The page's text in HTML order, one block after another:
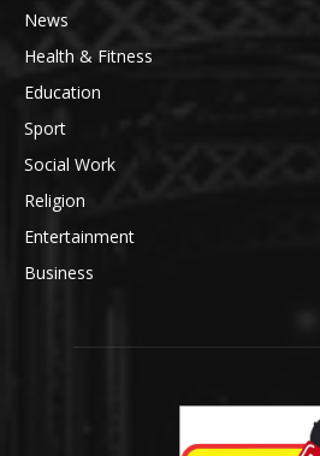
News
Health & Fitness
Education
Sport
Social Work
Religion
Entertainment
Business